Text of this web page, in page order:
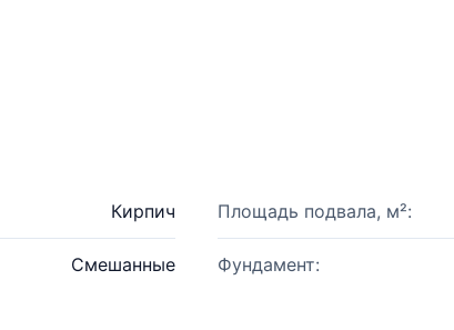
Кирпич Площадь подвала, м²:
Смешанные Фундамент: